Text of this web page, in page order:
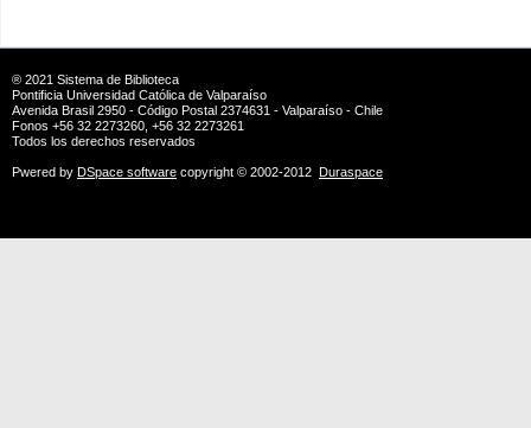
® 2021 Sistema de Biblioteca
Pontificia Universidad Católica de Valparaíso
Avenida Brasil 2950 - Código Postal 2374631 - Valparaíso - Chile
Fonos +56 32 2273260, +56 32 2273261
Todos los derechos reservados
Pwered by DSpace software copyright © 2002-2012 Duraspace